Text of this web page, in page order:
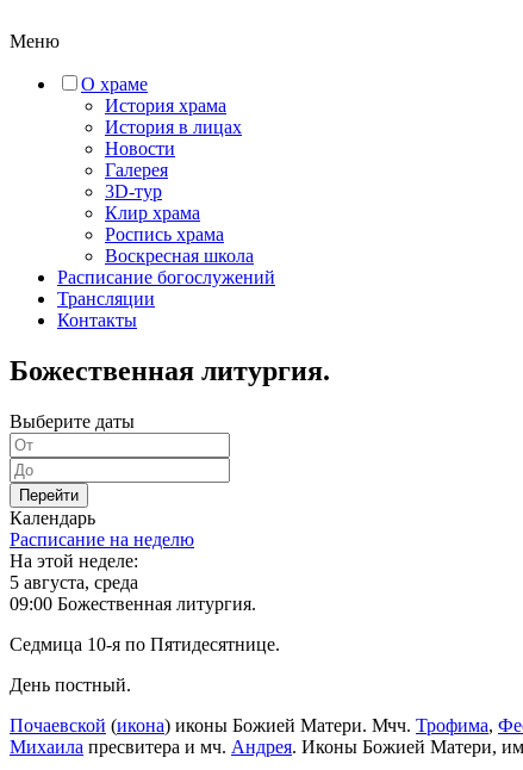
Меню
О храме
История храма
История в лицах
Новости
Галерея
3D-тур
Клир храма
Роспись храма
Воскресная школа
Расписание богослужений
Трансляции
Контакты
Божественная литургия.
Выберите даты
Перейти
Календарь
Расписание на неделю
На этой неделе:
5 августа, среда
09:00 Божественная литургия.
Седмица 10-я по Пятидесятнице.
День постный.
Почаевской (икона) иконы Божией Матери. Мчч. Трофима,
Михаила пресвитера и мч. Андрея. Иконы Божией Матери,